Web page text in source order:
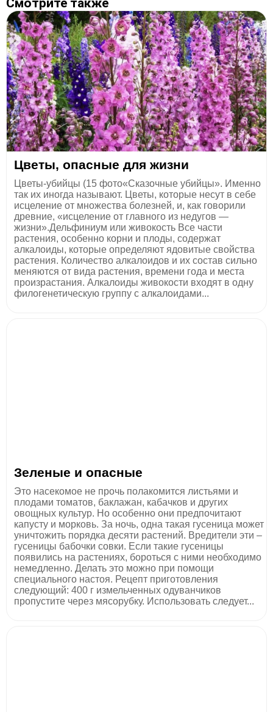
Цветы, опасные для жизни
Цветы-убийцы (15 фото«Сказочные убийцы». Именно
так их иногда называют. Цветы, которые несут в себе
исцеление от множества болезней, и, как говорили
древние, «исцеление от главного из недугов —
жизни».Дельфиниум или живокость Все части
растения, особенно корни и плоды, содержат
алкалоиды, которые определяют ядовитые свойства
растения. Количество алкалоидов и их состав сильно
меняются от вида растения, времени года и места
произрастания. Алкалоиды живокости входят в одну
филогенетическую группу с алкалоидами...
Зеленые и опасные
Это насекомое не прочь полакомится листьями и
плодами томатов, баклажан, кабачков и других
овощных культур. Но особенно они предпочитают
капусту и морковь. За ночь, одна такая гусеница может
уничтожить порядка десяти растений. Вредители эти –
гусеницы бабочки совки. Если такие гусеницы
появились на растениях, бороться с ними необходимо
немедленно. Делать это можно при помощи
специального настоя. Рецепт приготовления
следующий: 400 г измельченных одуванчиков
пропустите через мясорубку. Использовать следует...